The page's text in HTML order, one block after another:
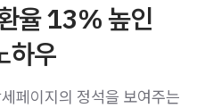
율 13% 높인
하우
페이지의 정석을 보여주는